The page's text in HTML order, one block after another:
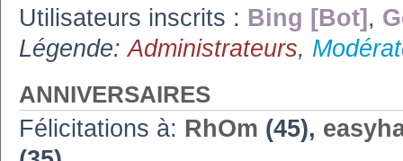
Utilisateurs inscrits : Bing [Bot] ,
Légende:Administrateurs,
ANNIVERSAIRES
Félicitations à: RhOm (45),